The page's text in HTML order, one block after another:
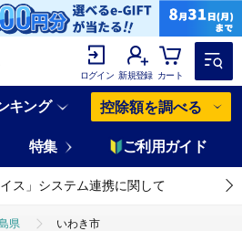
ログイン 新規登録 カート
キング 控除額を調べる
特集 ご利用ガイド
イス」システム連携に関して
県 いわき市